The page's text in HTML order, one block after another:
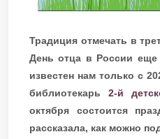
Традиция отмечать в
День отца в России еще
известен нам только с
библиотекарь2-й
октября состоится
рассказала, как можно